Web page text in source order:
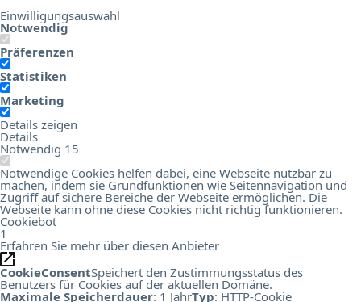
Einwilligungsauswahl
Notwendig
Präferenzen
Statistiken
Marketing
Details zeigen
Details
Notwendig 15
Notwendige Cookies helfen dabei, eine Webseite nutzbar zu
machen, indem sie Grundfunktionen wie Seitennavigation und
Zugriff auf sichere Bereiche der Webseite ermöglichen. Die
Webseite kann ohne diese Cookies nicht richtig funktionieren.
Cookiebot
1
Erfahren Sie mehr über diesen Anbieter
CookieConsentSpeichert den Zustimmungsstatus des
Benutzers für Cookies auf der aktuellen Domäne.
Maximale Speicherdauer: 1 JahrTyp: HTTP-Cookie